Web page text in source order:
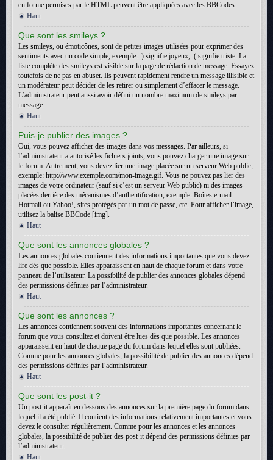
en forme permises par le HTML peuvent être appliquées avec les BBCodes.
Haut
Que sont les smileys ?
Les smileys, ou émoticônes, sont de petites images utilisées pour exprimer des
sentiments avec un code simple, exemple: :) signifie joyeux, :( signifie triste. La
liste complète des smileys est visible sur la page de rédaction de message. Essayez
toutefois de ne pas en abuser. Ils peuvent rapidement rendre un message illisible et
un modérateur peut décider de les retirer ou simplement d’effacer le message.
L’administrateur peut aussi avoir défini un nombre maximum de smileys par
message.
Haut
Puis-je publier des images ?
Oui, vous pouvez afficher des images dans vos messages. Par ailleurs, si
l’administrateur a autorisé les fichiers joints, vous pouvez charger une image sur
le forum. Autrement, vous devez lier une image placée sur un serveur Web public,
exemple: http://www.exemple.com/mon-image.gif. Vous ne pouvez pas lier des
images de votre ordinateur (sauf si c’est un serveur Web public) ni des images
placées derrière des mécanismes d’authentification, exemple: Boîtes e-mail
Hotmail ou Yahoo!, sites protégés par un mot de passe, etc. Pour afficher l’image,
utilisez la balise BBCode [img].
Haut
Que sont les annonces globales ?
Les annonces globales contiennent des informations importantes que vous devez
lire dès que possible. Elles apparaissent en haut de chaque forum et dans votre
panneau de l’utilisateur. La possibilité de publier des annonces globales dépend
des permissions définies par l’administrateur.
Haut
Que sont les annonces ?
Les annonces contiennent souvent des informations importantes concernant le
forum que vous consultez et doivent être lues dès que possible. Les annonces
apparaissent en haut de chaque page du forum dans lequel elles sont publiées.
Comme pour les annonces globales, la possibilité de publier des annonces dépend
des permissions définies par l’administrateur.
Haut
Que sont les post-it ?
Un post-it apparaît en dessous des annonces sur la première page du forum dans
lequel il a été publié. Il contient des informations relativement importantes et vous
devez le consulter régulièrement. Comme pour les annonces et les annonces
globales, la possibilité de publier des post-it dépend des permissions définies par
l’administrateur.
Haut